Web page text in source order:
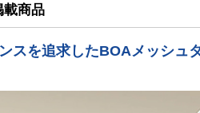
載商品
スを追求したBOAメッシュ